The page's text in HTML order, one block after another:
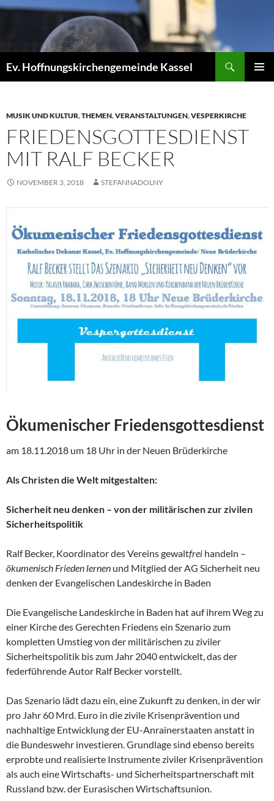
Zum
Ev. Hoffnungskirchengemeinde Kassel
MUSIK UND KULTUR,THEMEN,VERANSTALTUNGEN,VESPERKIRCHE
FRIEDENSGOTTESDIENST
MIT RALF BECKER
NOVEMBER 3, 2018 STEFANNADOLNY
Ökumenischer Friedensgottesdienst
am 18.11.2018 um 18 Uhr in der Neuen Brüderkirche
Als Christen die Welt mitgestalten:
Sicherheit neu denken – von der militärischen zur zivilen
Sicherheitspolitik
Ralf Becker, Koordinator des Vereins gewaltfrei handeln –
ökumenisch Frieden lernen und Mitglied der AG Sicherheit neu
denken der Evangelischen Landeskirche in Baden
Die Evangelische Landeskirche in Baden hat auf ihrem Weg zu
einer Kirche des Gerechten Friedens ein Szenario zum
kompletten Umstieg von der militärischen zu ziviler
Sicherheitspolitik bis zum Jahr 2040 entwickelt, das der
federführende Autor Ralf Becker vorstellt.
Das Szenario lädt dazu ein, eine Zukunft zu denken, in der wir
pro Jahr 60 Mrd. Euro in die zivile Krisenprävention und
nachhaltige Entwicklung der EU-Anrainerstaaten anstatt in
die Bundeswehr investieren. Grundlage sind ebenso bereits
erprobte und realisierte Instrumente ziviler Krisenprävention
als auch eine Wirtschafts- und Sicherheitspartnerschaft mit
Russland bzw. der Eurasischen Wirtschaftsunion.